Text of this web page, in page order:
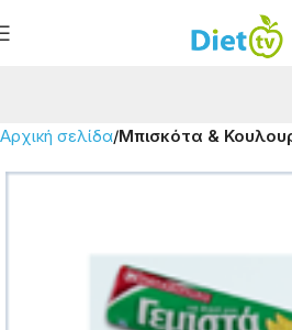
Αρχική σελίδα Μπισκότα &